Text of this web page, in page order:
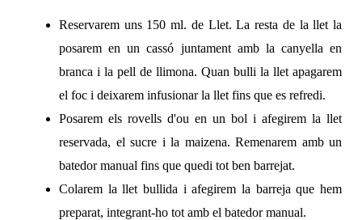
Reservarem uns 150 ml. de Llet. La resta de la llet la
posarem en un cassó juntament amb la canyella en
branca i la pell de llimona. Quan bulli la llet apagarem
el foc i deixarem infusionar la llet fins que es refredi.
Posarem els rovells d'ou en un bol i afegirem la llet
reservada, el sucre i la maizena. Remenarem amb un
batedor manual fins que quedi tot ben barrejat.
Colarem la llet bullida i afegirem la barreja que hem
preparat, integrant-ho tot amb el batedor manual.